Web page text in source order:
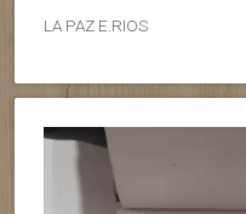
LA PAZ E.RIOS
Reproductor